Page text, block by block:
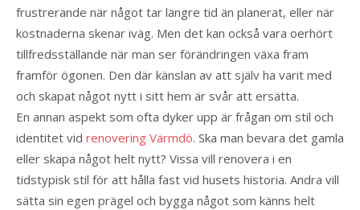
frustrerande när något tar längre tid än planerat, eller när
kostnaderna skenar iväg. Men det kan också vara oerhört
tillfredsställande när man ser förändringen växa fram
framför ögonen. Den där känslan av att själv ha varit med
och skapat något nytt i sitt hem är svår att ersätta.
En annan aspekt som ofta dyker upp är frågan om stil och
identitet vid renovering Värmdö. Ska man bevara det gamla
eller skapa något helt nytt? Vissa vill renovera i en
tidstypisk stil för att hålla fast vid husets historia. Andra vill
sätta sin egen prägel och bygga något som känns helt